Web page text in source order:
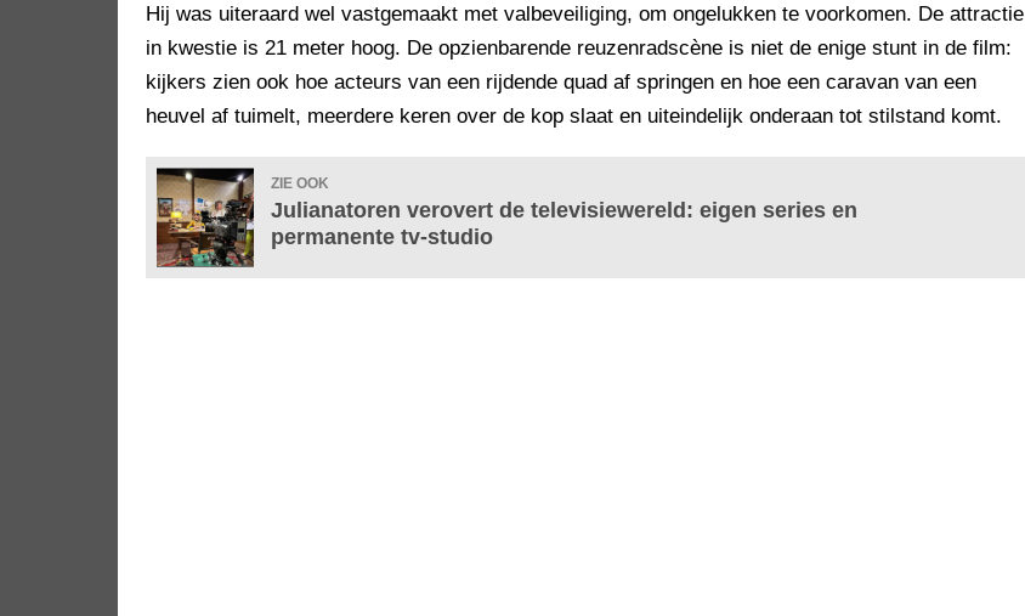
Hij was uiteraard wel vastgemaakt met valbeveiliging, om ongelukken te voorkomen. De attractie
in kwestie is 21 meter hoog. De opzienbarende reuzenradscène is niet de enige stunt in de film:
kijkers zien ook hoe acteurs van een rijdende quad af springen en hoe een caravan van een
heuvel af tuimelt, meerdere keren over de kop slaat en uiteindelijk onderaan tot stilstand komt.
ZIE OOK
Julianatoren verovert de televisiewereld: eigen series en
permanente tv-studio